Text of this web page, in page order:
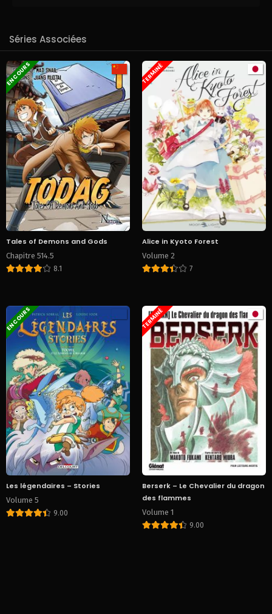
Séries Associées
EN COURS
Tales of Demons and Gods
Chapitre 514.5
8.1
TERMINÉ
Alice in Kyoto Forest
Volume 2
7
EN COURS
Les légendaires – Stories
Volume 5
9.00
TERMINÉ
Berserk – Le Chevalier du dragon
des flammes
Volume 1
9.00